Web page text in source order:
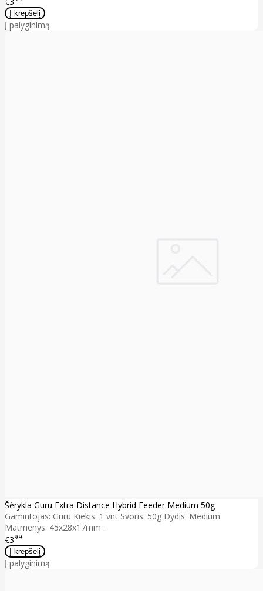
Į palyginimą
Šėrykla Guru Extra Distance Hybrid Feeder Medium 50g
Gamintojas: Guru Kiekis: 1 vnt Svoris: 50g Dydis: Medium
Matmenys: 45x28x17mm ..
€399
Į palyginimą